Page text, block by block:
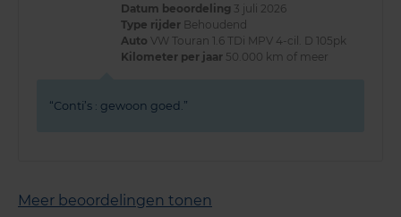
Datum beoordeling 3 juli 2026
Type rijder Behoudend
Auto VW Touran 1.6 TDi MPV 4-cil. D 105pk
Kilometer per jaar 50.000 km of meer
Conti’s : gewoon goed.
Meer beoordelingen tonen